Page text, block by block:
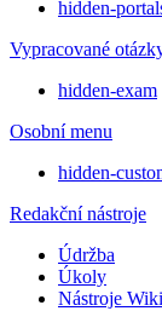
hidden-
Vypracované
hidden-exam
Osobní menu
hidden-
Redakční nástroje
Údržba
Úkoly
Nástroje